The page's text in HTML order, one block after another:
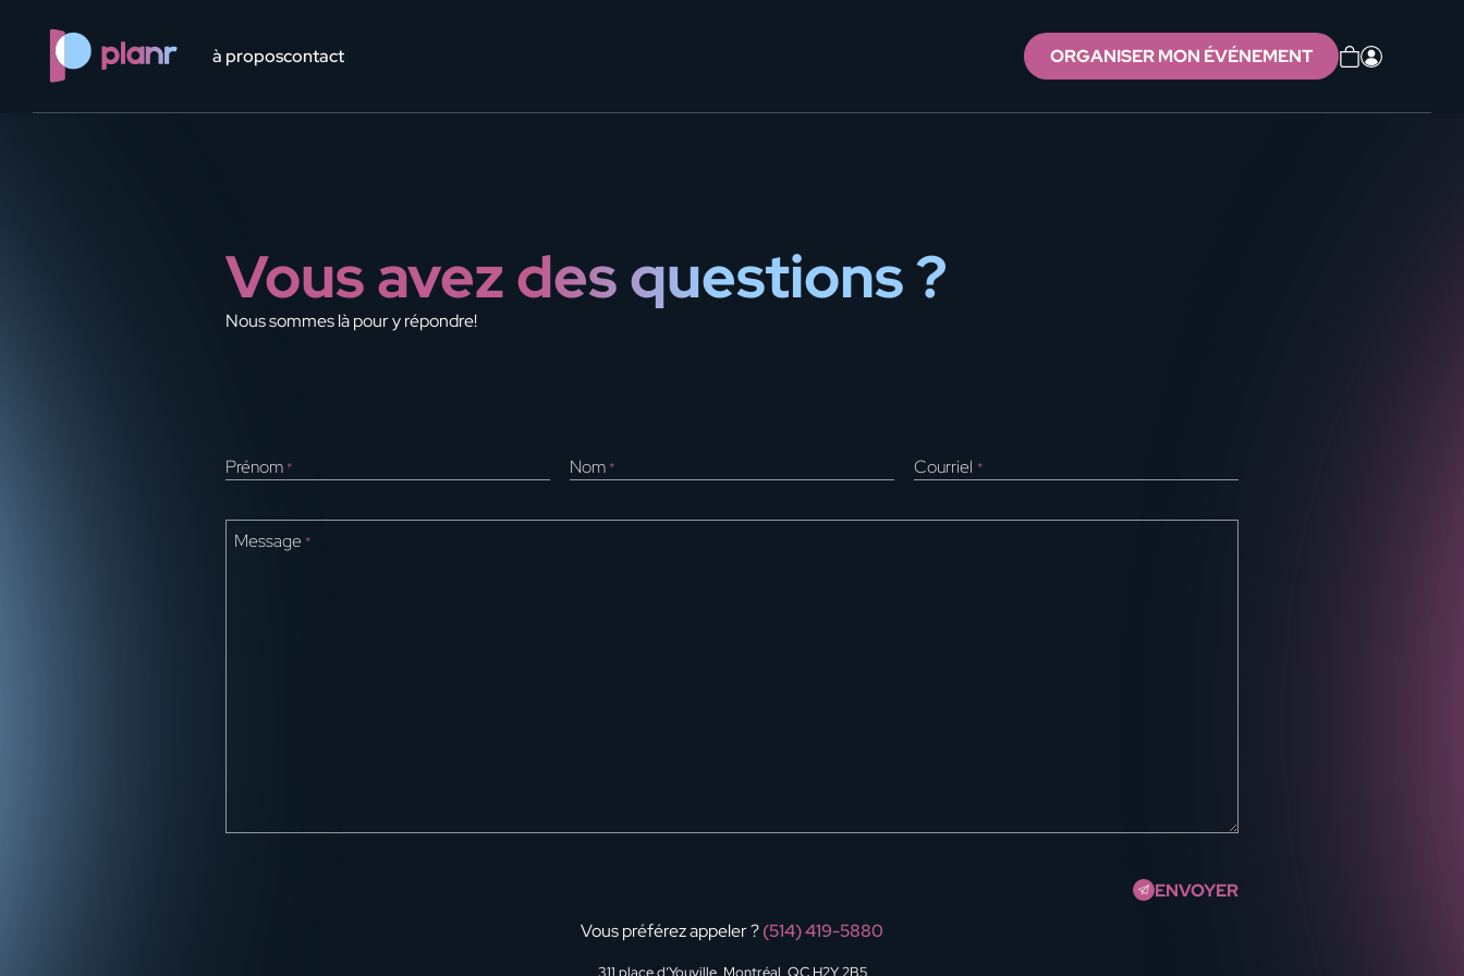
à proposcontact ORGANISER MON ÉVÉNEMENT
Vous avez des questions ?
Nous sommes là pour y répondre!
Prénom * Nom * Courriel *
Message *
ENVOYER
Vous préférez appeler ?(514) 419-5880
311 place d’Youville, Montréal, QC H2Y 2B5